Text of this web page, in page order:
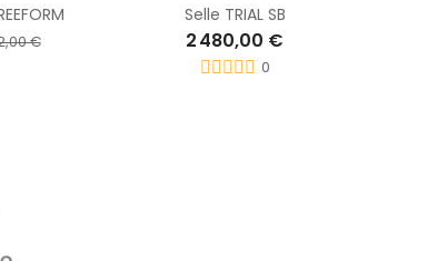
€
Selle TRIAL SB
2 480,00 €
0